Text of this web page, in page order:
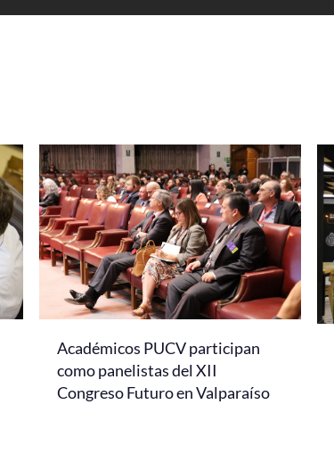
Académicos PUCV participan
como panelistas del XII
Congreso Futuro en Valparaíso